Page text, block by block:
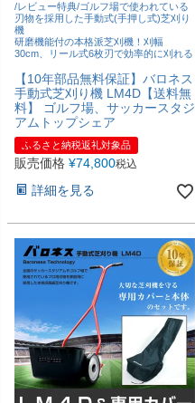
/レビュー特典/ゴルフ場で使われている
刃物を採用した手動式(手押し式)芝刈り
機
研磨機能付の本格派芝刈機！刈幅
30cm、リール式6枚刃で効率的に刈れる
【10年部品無料保証】バロネス
手動式芝刈り機 LM4D【送料無
料】 ゴルフ場、サッカースタジ
アムトップシェア
ふるさと納税返礼対象品
販売価格 ¥74,800税込
詳細を見る